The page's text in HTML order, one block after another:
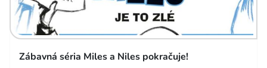
Zábavná séria Miles a Niles pokračuje!